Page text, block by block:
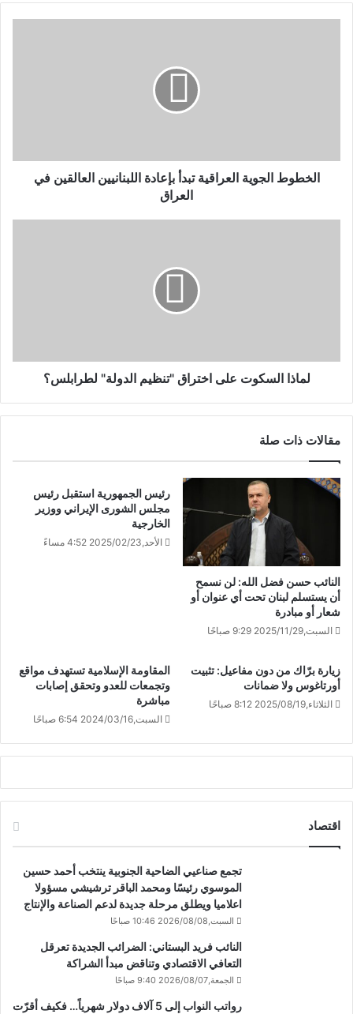
الخطوط الجوية العراقية تبدأ بإعادة اللبنانيين العالقين في
العراق
لماذا السكوت على اختراق "تنظيم الدولة" لطرابلس؟
مقالات ذات صلة
النائب حسن فضل الله: لن نسمح
أن يستسلم لبنان تحت أي عنوان أو
شعار أو مبادرة
السبت,2025/11/29 9:29 صباحًا
رئيس الجمهورية استقبل رئيس
مجلس الشورى الإيراني ووزير
الخارجية
الأحد,2025/02/23 4:52 مساءً
زيارة برّاك من دون مفاعيل: تثبيت
أورتاغوس ولا ضمانات
الثلاثاء,2025/08/19 8:12 صباحًا
المقاومة الإسلامية تستهدف مواقع
وتجمعات للعدو وتحقق إصابات
مباشرة
السبت,2024/03/16 6:54 صباحًا
اقتصاد
تجمع صناعيي الضاحية الجنوبية ينتخب أحمد حسين
الموسوي رئيسًا ومحمد الباقر ترشيشي مسؤولا
اعلاميا ويطلق مرحلة جديدة لدعم الصناعة والإنتاج
السبت,2026/08/08 10:46 صباحًا
النائب فريد البستاني: الضرائب الجديدة تعرقل
التعافي الاقتصادي وتناقض مبدأ الشراكة
الجمعة,2026/08/07 9:40 صباحًا
رواتب النواب إلى 5 آلاف دولار شهرياً… فكيف أقرّت